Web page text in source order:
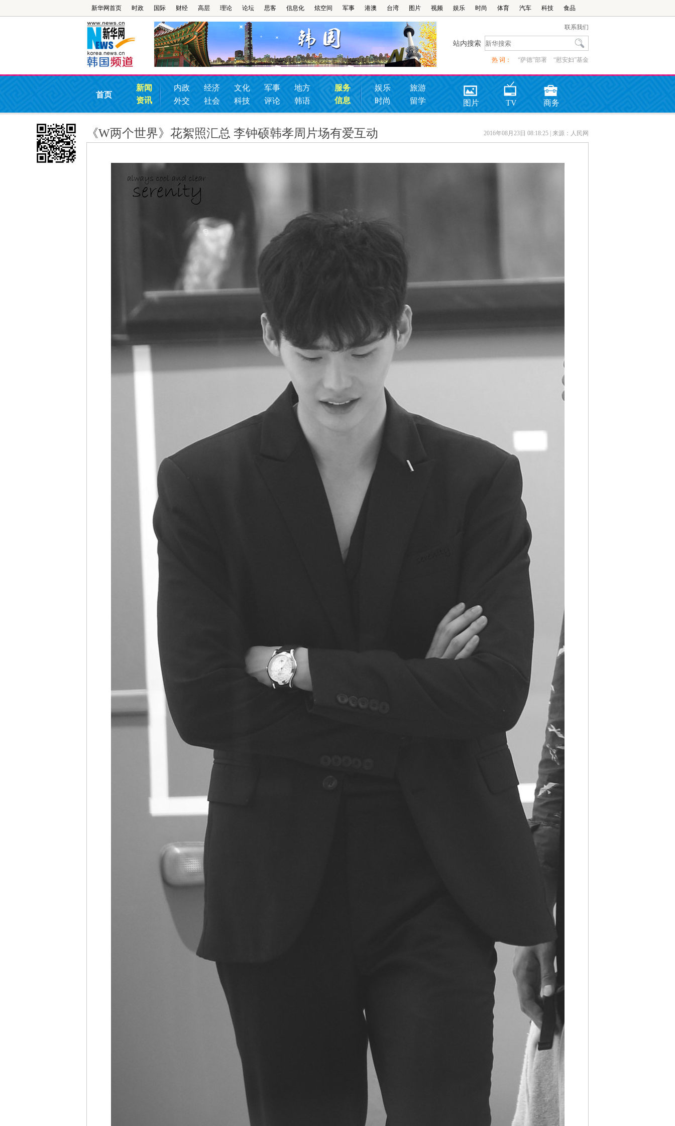
新华网首页 时政 国际 财经 高层 理论 论坛 思客 信息化 炫空间 军事 港澳 台湾 图片 视频 娱乐 时尚 体育 汽车 科技 食品
联系我们
站内搜索
热 词： “萨德”部署 “慰安妇”基金
首页
新闻
资讯
内政 经济 文化 军事
地方
外交
社会 科技 评论 韩语
服务
信息
娱乐
旅游
时尚
留学 图片 TV 商务
《W两个世界》花絮照汇总 李钟硕韩孝周片场有爱互动 2016年08月23日 08:18:25 | 来源：人民网